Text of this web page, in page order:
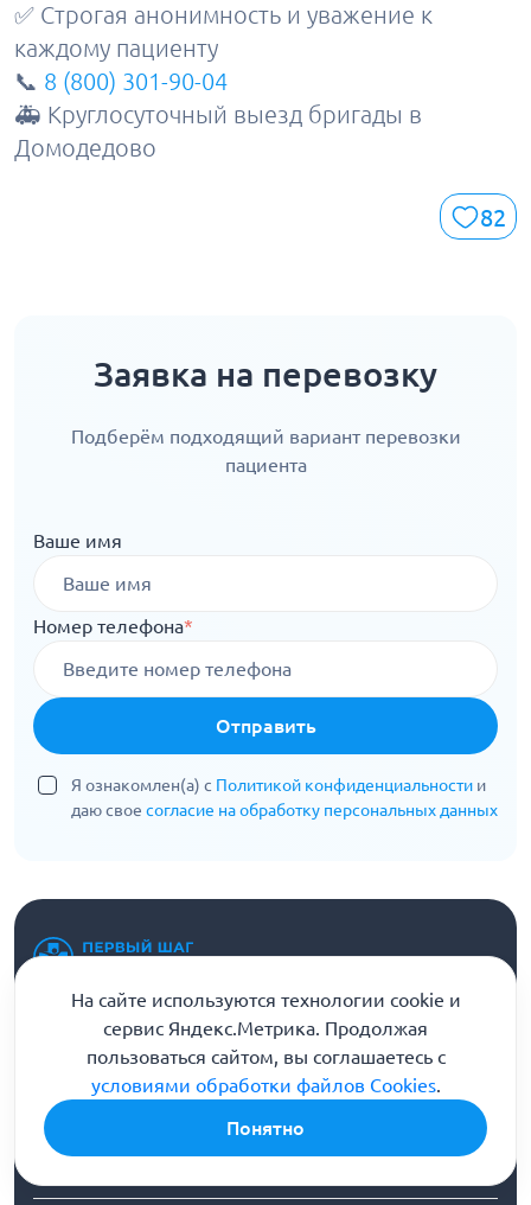
✅ Строгая анонимность и уважение к
каждому пациенту
📞 8 (800) 301-90-04
🚑 Круглосуточный выезд бригады в
Домодедово
82
Заявка на перевозку
Подберём подходящий вариант перевозки
пациента
Ваше имя
Номер телефона*
Отправить
Я ознакомлен(а) с Политикой конфиденциальности и
даю свое согласие на обработку персональных данных
Информационная служба
8 (800) 301-90-04
Горячая линия помощи и консультации
Напишите нам
Бесплатная консультация
На сайте используются технологии cookie и
сервис Яндекс.Метрика. Продолжая
пользоваться сайтом, вы соглашаетесь с
условиями обработки файлов Cookies.
Понятно